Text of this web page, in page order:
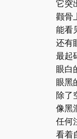
它突
颧骨
能看
还有
最起
眼白
眼黑
除了
像黑
任何
看着